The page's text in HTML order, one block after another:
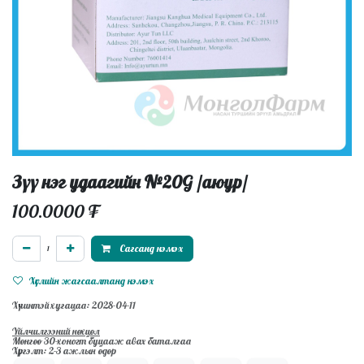
Зүү нэг удаагийн №20G /аюур/
100.0000₮
Сагсанд нэмэх
Хүслийн жагсаалтанд нэмэх
Хүчинтэй хугацаа: 2028-04-11
Үйлчилгээний нөхцөл
Мөнгөө 30-хоногт буцааж авах баталгаа
Хүргэлт: 2-3 ажлын өдөр